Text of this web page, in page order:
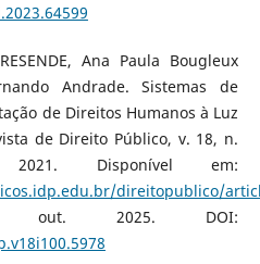
Ana Paula Bougleux
Andrade. Sistemas de
de Direitos Humanos à Luz
de Direito Público, v. 18, n.
Disponível em:
direitopublico/
out. 2025. DOI: